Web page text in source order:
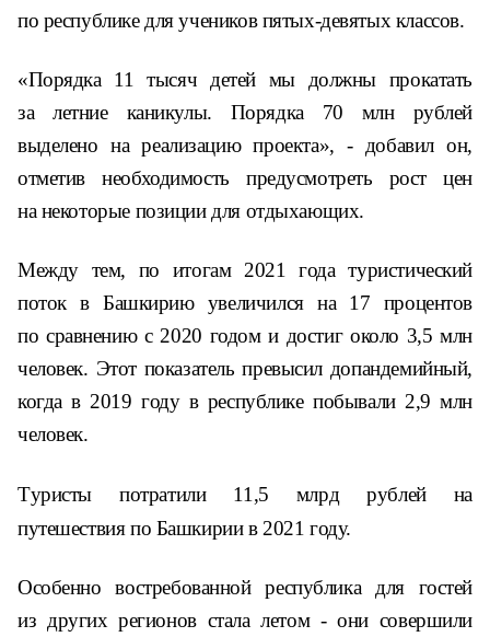
по республике для учеников пятых-девятых классов.
«Порядка 11 тысяч детей мы должны прокатать
за летние каникулы. Порядка 70 млн рублей
выделено на реализацию проекта», - добавил он,
отметив необходимость предусмотреть рост цен
на некоторые позиции для отдыхающих.
Между тем, по итогам 2021 года туристический
поток в Башкирию увеличился на 17 процентов
по сравнению с 2020 годом и достиг около 3,5 млн
человек. Этот показатель превысил допандемийный,
когда в 2019 году в республике побывали 2,9 млн
человек.
Туристы потратили 11,5 млрд рублей на
путешествия по Башкирии в 2021 году.
Особенно востребованной республика для гостей
из других регионов стала летом - они совершили